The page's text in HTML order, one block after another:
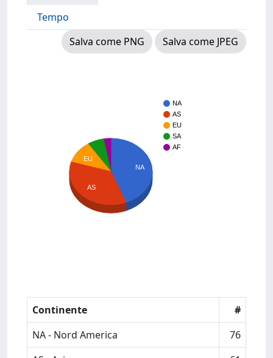
Tempo
Salva come PNG
Salva come JPEG
NA
AS
EU
SA
AF
NA
EU
AS
Continente
#
NA - Nord America
76